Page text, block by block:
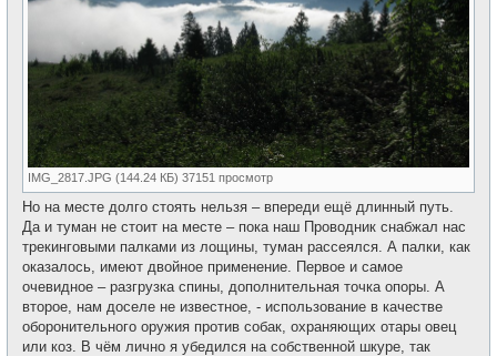
IMG_2817.JPG (144.24 КБ) 37151 просмотр
Но на месте долго стоять нельзя – впереди ещё длинный путь.
Да и туман не стоит на месте – пока наш Проводник снабжал нас
трекинговыми палками из лощины, туман рассеялся. А палки, как
оказалось, имеют двойное применение. Первое и самое
очевидное – разгрузка спины, дополнительная точка опоры. А
второе, нам доселе не известное, - использование в качестве
оборонительного оружия против собак, охраняющих отары овец
или коз. В чём лично я убедился на собственной шкуре, так